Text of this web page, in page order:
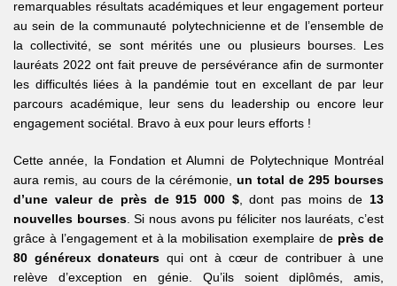
remarquables résultats académiques et leur engagement porteur
au sein de la communauté polytechnicienne et de l’ensemble de
la collectivité, se sont mérités une ou plusieurs bourses. Les
lauréats 2022 ont fait preuve de persévérance afin de surmonter
les difficultés liées à la pandémie tout en excellant de par leur
parcours académique, leur sens du leadership ou encore leur
engagement sociétal. Bravo à eux pour leurs efforts !
Cette année, la Fondation et Alumni de Polytechnique Montréal
aura remis, au cours de la cérémonie, un total de 295 bourses
d’une valeur de près de 915 000 $, dont pas moins de13
nouvelles bourses. Si nous avons pu féliciter nos lauréats, c’est
grâce à l’engagement et à la mobilisation exemplaire de près de
80 généreux donateurs qui ont à cœur de contribuer à une
relève d’exception en génie. Qu’ils soient diplômés, amis,